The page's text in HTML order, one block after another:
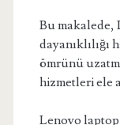
Bu makalede,
dayanıklılığı
ömrünü
hizmetleri ele
Lenovo